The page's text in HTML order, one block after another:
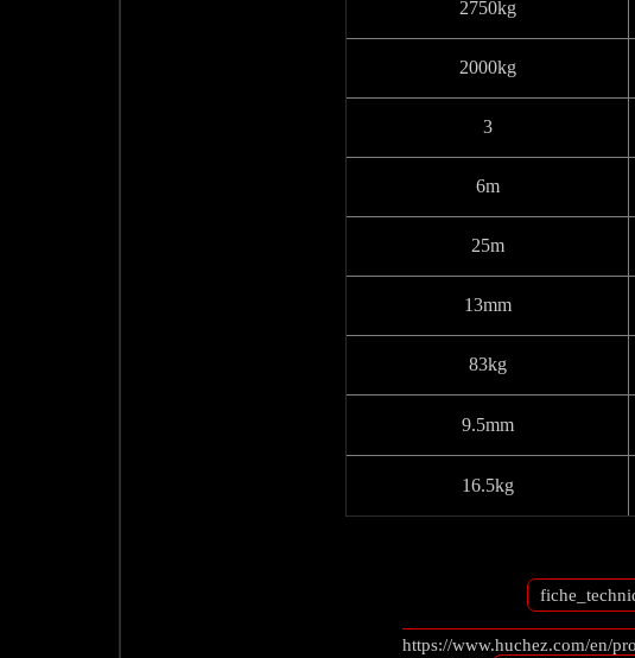
2750kg
2000kg
3
6m
25m
13mm
83kg
9.5mm
16.5kg
https://www.huchez.com/en/